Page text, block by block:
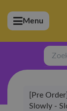
(Artiesten)
(Merchandise)
(Exclusive)
(Winkel)
Menu
Zoeken
[Pre
Slowly -